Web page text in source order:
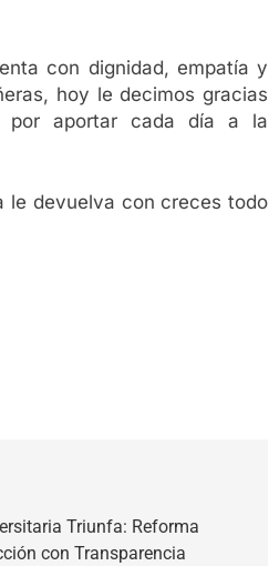
con dignidad, empatía y
hoy le decimos gracias
por aportar cada día a la
le devuelva con creces todo
Triunfa: Reforma
con Transparencia